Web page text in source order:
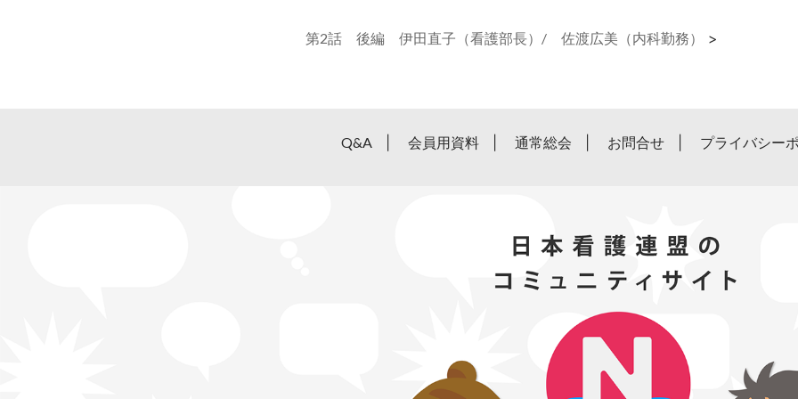
第2話 後編 伊田直子（看護部長）/ 佐渡広美（内科勤務） >
Q&A 会員用資料 通常総会 お問合せ プライバシー